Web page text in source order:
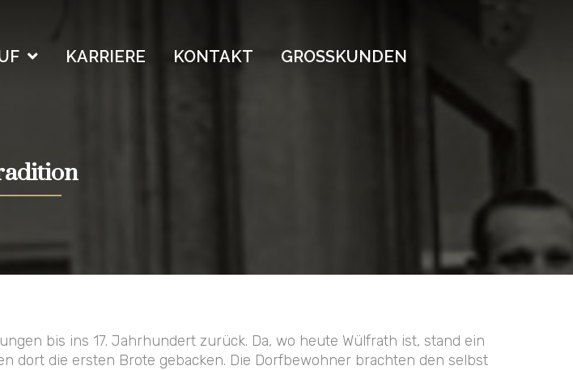
KARRIERE KONTAKT GROSSKUNDEN
bis ins 17. Jahrhundert zurück. Da, wo heute Wülfrath ist, stand ein
dort die ersten Brote gebacken. Die Dorfbewohner brachten den selbst